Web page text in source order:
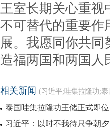
王室长期关心重视
不可替代的重要作
展。我愿同你共
造福两国和两国人
相关新闻 (习近平;哇集拉隆功;泰
泰国哇集拉隆功王储正式即
习近平：以时不我待只争朝